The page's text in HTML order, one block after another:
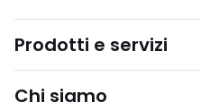
Prodotti e servizi
Chi siamo